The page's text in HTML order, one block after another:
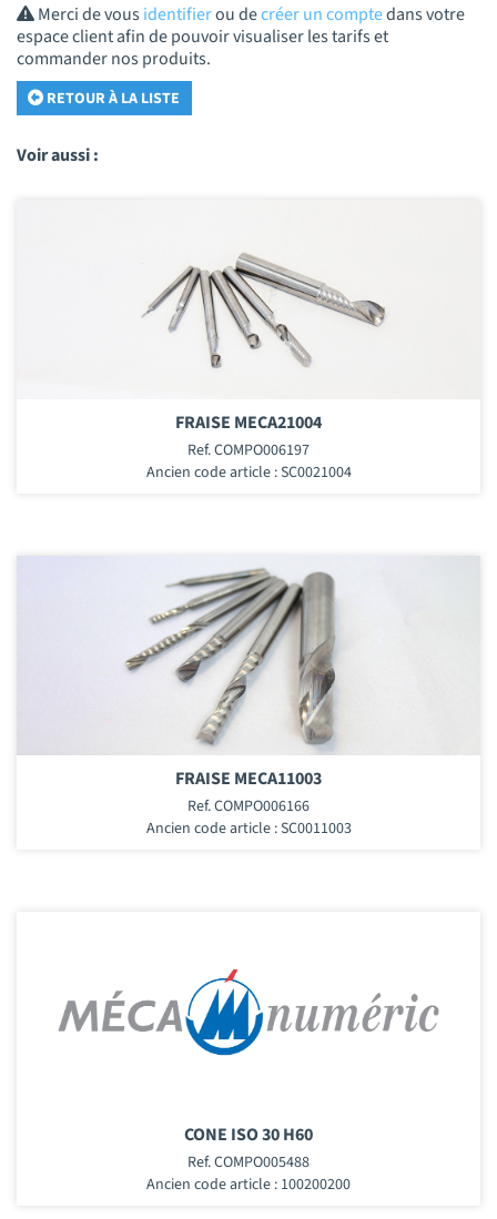
Merci de vousidentifierou decréer un comptedans votre
espace client afin de pouvoir visualiser les tarifs et
commander nos produits.
RETOUR À LA LISTE
Voir aussi :
FRAISE MECA21004
Ref. COMPO006197
Ancien code article : SC0021004
FRAISE MECA11003
Ref. COMPO006166
Ancien code article : SC0011003
CONE ISO 30 H60
Ref. COMPO005488
Ancien code article : 100200200